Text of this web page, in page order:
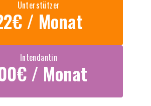
Unterstützer
/ Monat
Intendantin
/ Monat